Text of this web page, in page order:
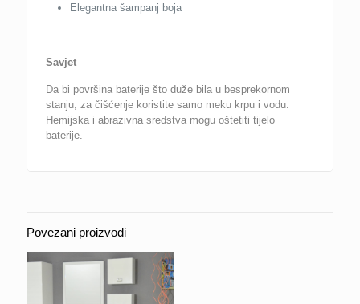
Elegantna šampanj boja
Savjet
Da bi površina baterije što duže bila u besprekornom
stanju, za čišćenje koristite samo meku krpu i vodu.
Hemijska i abrazivna sredstva mogu oštetiti tijelo
baterije.
Povezani proizvodi